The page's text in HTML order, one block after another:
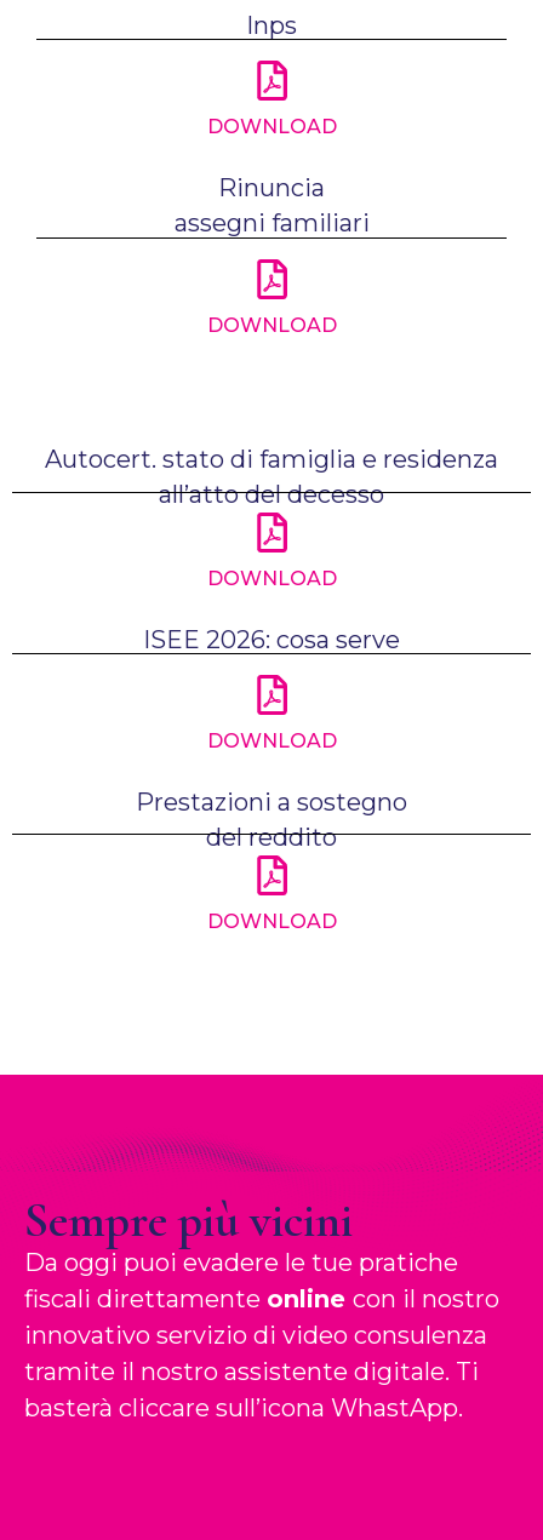
Inps
DOWNLOAD
Rinuncia
assegni familiari
DOWNLOAD
Autocert. stato di famiglia e residenza
all’atto del decesso
DOWNLOAD
ISEE 2026: cosa serve
DOWNLOAD
Prestazioni a sostegno
del reddito
DOWNLOAD
Sempre più vicini
Da oggi puoi evadere le tue pratiche
fiscali direttamente online con il nostro
innovativo servizio di video consulenza
tramite il nostro assistente digitale. Ti
basterà cliccare sull’icona WhastApp.